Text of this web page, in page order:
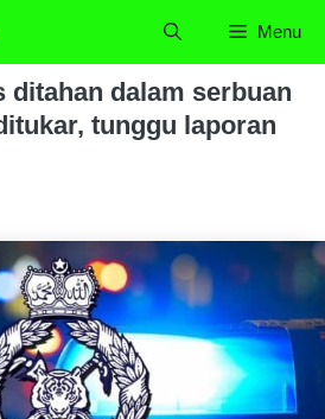
Menu
ditahan dalam serbuan
tunggu laporan